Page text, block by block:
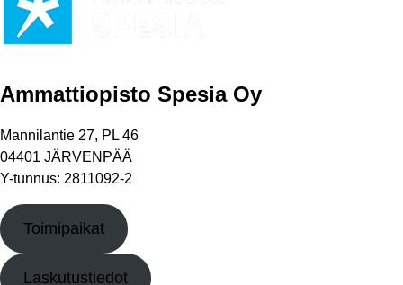
Ammattiopisto Spesia Oy
Mannilantie 27, PL 46
04401 JÄRVENPÄÄ
Y-tunnus: 2811092-2
Toimipaikat
Laskutustiedot